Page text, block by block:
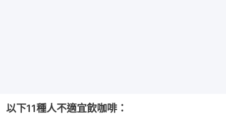
以下11種人不適宜飲咖啡：